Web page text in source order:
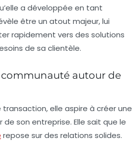
a développée en tant
être un atout majeur, lui
rapidement vers des solutions
de sa clientèle.
autour de
elle aspire à créer une
de son entreprise. Elle sait que le
repose sur des relations solides.